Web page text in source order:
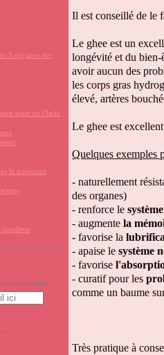
5 organes des
issue de l'Inde
la naissance
équilibre
publiés.
Il est conseillé de le
Le ghee est un
longévité et du bien-
avoir aucun des
les corps gras
élevé, artères
Le ghee est
Quelques exemples
- naturellement
des organes)
- renforce le
- augmente la
- favorise la
- apaise le système
- favorise
- curatif pour les
comme un baume
Très pratique à